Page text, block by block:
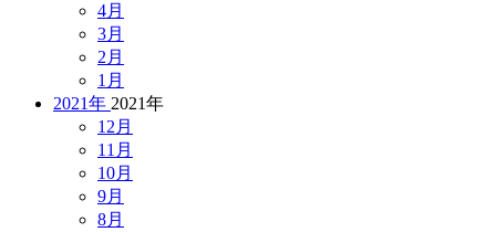
4月
3月
2月
1月
2021年 2021年
12月
11月
10月
9月
8月